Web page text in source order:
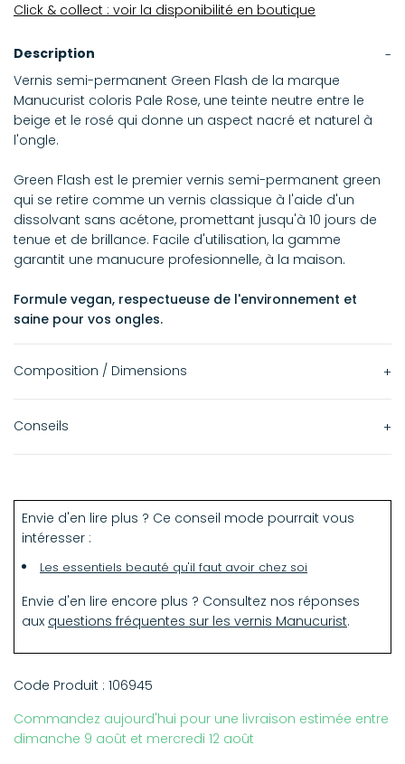
Click & collect : voir la disponibilité en boutique
Description
Vernis semi-permanent Green Flash de la marque
Manucurist coloris Pale Rose, une teinte neutre entre le
beige et le rosé qui donne un aspect nacré et naturel à
l'ongle.
Green Flash est le premier vernis semi-permanent green
qui se retire comme un vernis classique à l'aide d'un
dissolvant sans acétone, promettant jusqu'à 10 jours de
tenue et de brillance. Facile d'utilisation, la gamme
garantit une manucure profesionnelle, à la maison.
Formule vegan, respectueuse de l'environnement et
saine pour vos ongles.
Composition / Dimensions
15 ml
acrylate/IPDI/PPG-15 glyceryl ether copolymer, acetyl
tributyl citrate, isopropyl alcohol, bis-HEMA poly (1,4-
butanediol)-9/IPDI copolymer, stearalkonium bentonite,
ethyl trimethylbenzoyl phenylphosphinate, silica,
phosphoric acid, CI 77742 (manganese violet), CI 77491
(iron oxides), CI 19140 (yellow 5 lake)
Conseils
Étape 1 - Préparation de l'ongle
Dégraissez l'ongle avec le Dissolvant Green Flash.
Étape 2 - La base
Appliquez la Base Coat Green Flash en bordant bien
l'ongle, puis catalysez sous l'une des trois lampes LED
Manucurist pendant 2 minutes.
Appliquez votre couleur Green Flash préférée en bordant
bien l'ongle et catalysez sous l'une des trois lampes LED
Manucurist pendant 2 minutes. Répétez l'étape 3 pour
Envie d'en lire plus ? Ce conseil mode pourrait vous
intéresser :
Les essentiels beauté qu'il faut avoir chez soi
Envie d'en lire encore plus ? Consultez nos réponses
aux questions fréquentes sur les vernis Manucurist.
Code Produit : 106945
Commandez aujourd'hui pour une livraison estimée entre
dimanche 9 août et mercredi 12 août